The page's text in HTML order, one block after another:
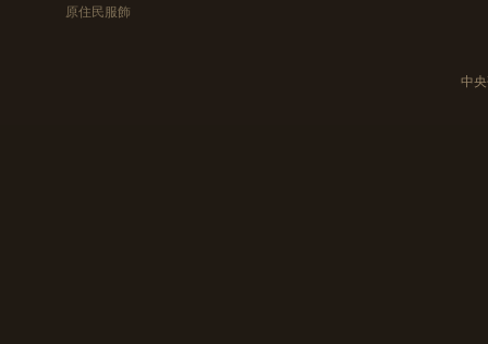
原住民服飾
中